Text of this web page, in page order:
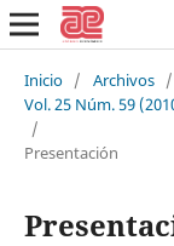
Inicio / Archivos /
Vol. 25 Núm. 59
/
Presentación